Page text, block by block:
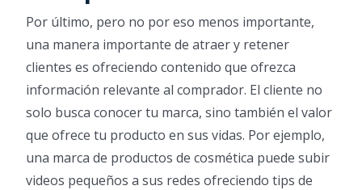
Por último, pero no por eso menos importante,
una manera importante de atraer y retener
clientes es ofreciendo contenido que ofrezca
información relevante al comprador. El cliente no
solo busca conocer tu marca, sino también el valor
que ofrece tu producto en sus vidas. Por ejemplo,
una marca de productos de cosmética puede subir
videos pequeños a sus redes ofreciendo tips de